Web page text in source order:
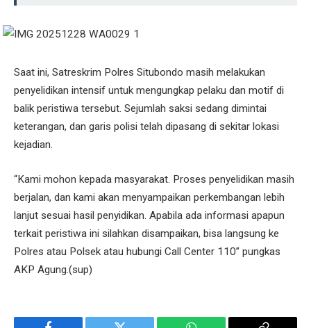
Saat ini, Satreskrim Polres Situbondo masih melakukan
penyelidikan intensif untuk mengungkap pelaku dan motif di
balik peristiwa tersebut. Sejumlah saksi sedang dimintai
keterangan, dan garis polisi telah dipasang di sekitar lokasi
kejadian.
“Kami mohon kepada masyarakat. Proses penyelidikan masih
berjalan, dan kami akan menyampaikan perkembangan lebih
lanjut sesuai hasil penyidikan. Apabila ada informasi apapun
terkait peristiwa ini silahkan disampaikan, bisa langsung ke
Polres atau Polsek atau hubungi Call Center 110” pungkas
AKP Agung.(sup)